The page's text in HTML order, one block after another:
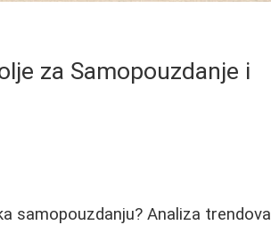
za Samopouzdanje i
samopouzdanju? Analiza trendova